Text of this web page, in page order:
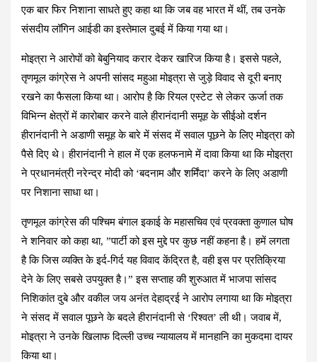
एक बार फिर निशाना साधते हुए कहा था कि जब वह भारत में थीं, तब उनके
संसदीय लॉगिन आईडी का इस्तेमाल दुबई में किया गया था।
मोइत्रा ने आरोपों को बेबुनियाद करार देकर खारिज किया है। इससे पहले,
तृणमूल कांग्रेस ने अपनी सांसद महुआ मोइत्रा से जुड़े विवाद से दूरी बनाए
रखने का फैसला किया था। आरोप है कि रियल एस्टेट से लेकर ऊर्जा तक
विभिन्न क्षेत्रों में कारोबार करने वाले हीरानंदानी समूह के सीईओ दर्शन
हीरानंदानी ने अडाणी समूह के बारे में संसद में सवाल पूछने के लिए मोइत्रा को
पैसे दिए थे। हीरानंदानी ने हाल में एक हलफनामे में दावा किया था कि मोइत्रा
ने प्रधानमंत्री नरेन्द्र मोदी को ‘बदनाम और शर्मिंदा’ करने के लिए अडाणी
पर निशाना साधा था।
तृणमूल कांग्रेस की पश्चिम बंगाल इकाई के महासचिव एवं प्रवक्ता कुणाल घोष
ने शनिवार को कहा था, ”पार्टी को इस मुद्दे पर कुछ नहीं कहना है। हमें लगता
है कि जिस व्यक्ति के इर्द-गिर्द यह विवाद केंद्रित है, वही इस पर प्रतिक्रिया
देने के लिए सबसे उपयुक्त है।” इस सप्ताह की शुरुआत में भाजपा सांसद
निशिकांत दुबे और वकील जय अनंत देहाद्रई ने आरोप लगाया था कि मोइत्रा
ने संसद में सवाल पूछने के बदले हीरानंदानी से ‘रिश्वत’ ली थी। जवाब में,
मोइत्रा ने उनके खिलाफ दिल्ली उच्च न्यायालय में मानहानि का मुकदमा दायर
किया था।